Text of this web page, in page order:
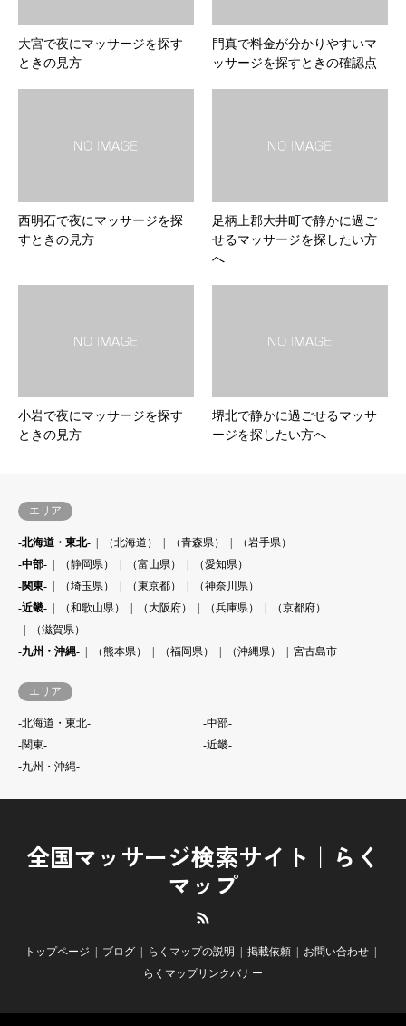
大宮で夜にマッサージを探す
ときの見方
門真で料金が分かりやすいマ
ッサージを探すときの確認点
西明石で夜にマッサージを探
すときの見方
足柄上郡大井町で静かに過ご
せるマッサージを探したい方
へ
小岩で夜にマッサージを探す
ときの見方
堺北で静かに過ごせるマッサ
ージを探したい方へ
エリア
-北海道・東北- （北海道） （青森県）
（岩手県）
-中部-
（静岡県） （富山県）
（愛知県）
-関東-
（埼玉県） （東京都）
（神奈川県）
-近畿-
（和歌山県） （大阪府） （兵庫県）
（京都府）
（滋賀県）
-九州・沖縄-
（熊本県） （福岡県） （沖縄県） 宮古島市
エリア
-北海道・東北-
-中部-
-関東-
-近畿-
-九州・沖縄-
全国マッサージ検索サイト｜らく
マップ
トップページ ブログ らくマップの説明 掲載依頼
お問い合わせ
らくマップリンクバナー